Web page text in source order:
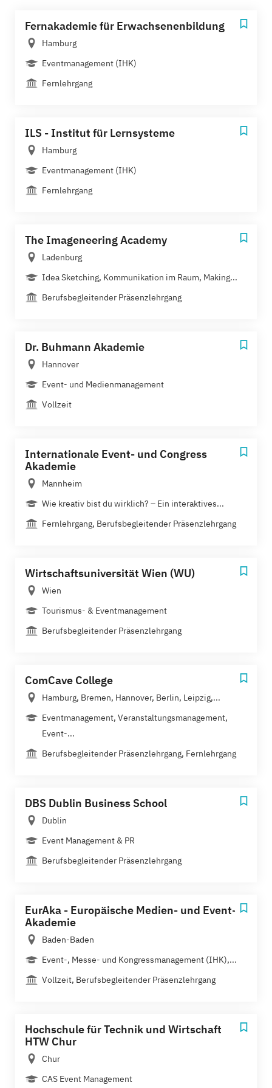
Fernakademie für Erwachsenenbildung
Hamburg
Eventmanagement (IHK)
Fernlehrgang
ILS - Institut für Lernsysteme
Hamburg
Eventmanagement (IHK)
Fernlehrgang
The Imageneering Academy
Ladenburg
Idea Sketching, Kommunikation im Raum, Making...
Berufsbegleitender Präsenzlehrgang
Dr. Buhmann Akademie
Hannover
Event- und Medienmanagement
Vollzeit
Internationale Event- und Congress
Akademie
Mannheim
Wie kreativ bist du wirklich? – Ein interaktives...
Fernlehrgang, Berufsbegleitender Präsenzlehrgang
Wirtschaftsuniversität Wien (WU)
Wien
Tourismus- & Eventmanagement
Berufsbegleitender Präsenzlehrgang
ComCave College
Hamburg, Bremen, Hannover, Berlin, Leipzig,...
Eventmanagement, Veranstaltungsmanagement,
Event-...
Berufsbegleitender Präsenzlehrgang, Fernlehrgang
DBS Dublin Business School
Dublin
Event Management & PR
Berufsbegleitender Präsenzlehrgang
EurAka - Europäische Medien- und Event-
Akademie
Baden-Baden
Event-, Messe- und Kongressmanagement (IHK),...
Vollzeit, Berufsbegleitender Präsenzlehrgang
Hochschule für Technik und Wirtschaft
HTW Chur
Chur
CAS Event Management